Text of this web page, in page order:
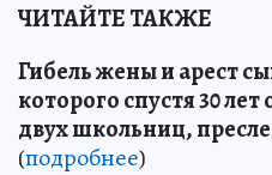
ЧИТАЙТЕ ТАКЖЕ
Гибель жены и арест
которого спустя 30
двух школьниц,
(подробнее)